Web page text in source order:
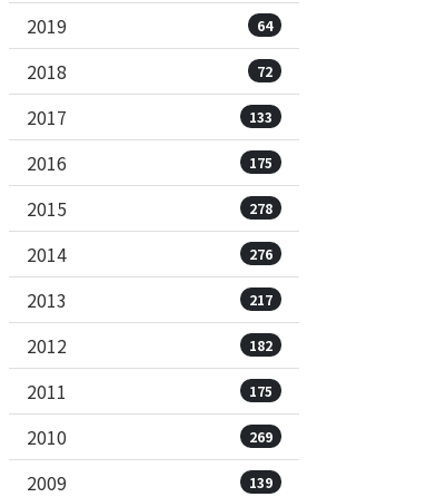
2019 64
2018 72
2017 133
2016 175
2015 278
2014 276
2013 217
2012 182
2011 175
2010 269
2009 139